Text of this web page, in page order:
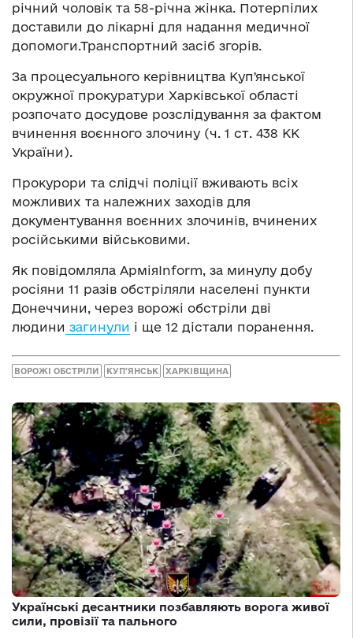
річний чоловік та 58-річна жінка. Потерпілих
доставили до лікарні для надання медичної
допомоги.Транспортний засіб згорів.
За процесуального керівництва Купʼянської
окружної прокуратури Харківської області
розпочато досудове розслідування за фактом
вчинення воєнного злочину (ч. 1 ст. 438 КК
України).
Прокурори та слідчі поліції вживають всіх
можливих та належних заходів для
документування воєнних злочинів, вчинених
російськими військовими.
Як повідомляла АрміяInform, за минулу добу
росіяни 11 разів обстріляли населені пункти
Донеччини, через ворожі обстріли дві
людини загинули і ще 12 дістали поранення.
ВОРОЖІ ОБСТРІЛИ КУПʼЯНСЬК ХАРКІВЩИНА
Українські десантники позбавляють ворога живої
сили, провізії та пального